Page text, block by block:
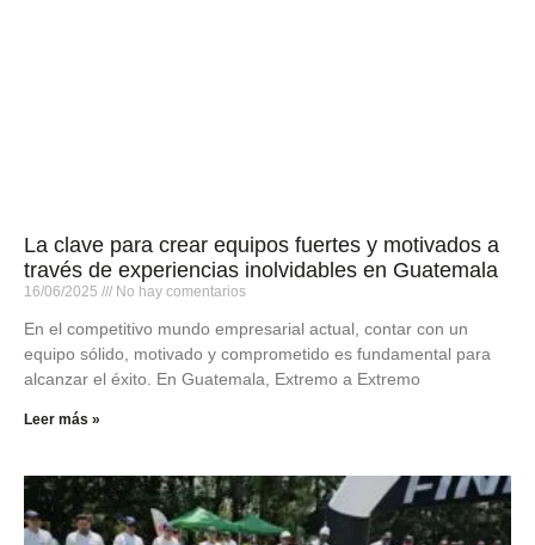
La clave para crear equipos fuertes y motivados a
través de experiencias inolvidables en Guatemala
16/06/2025 No hay comentarios
En el competitivo mundo empresarial actual, contar con un
equipo sólido, motivado y comprometido es fundamental para
alcanzar el éxito. En Guatemala, Extremo a Extremo
Leer más »